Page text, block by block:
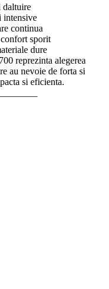
daltuire
intensive
continua
sporit
dure
reprezinta alegerea
au nevoie de forta si
si eficienta.